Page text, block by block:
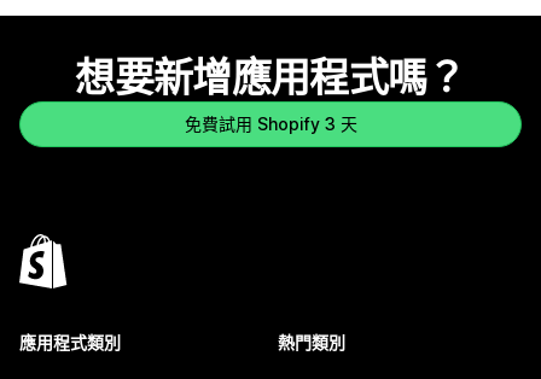
想要新增應用程式嗎？
免費試用 Shopify 3 天
應用程式類別 熱門類別